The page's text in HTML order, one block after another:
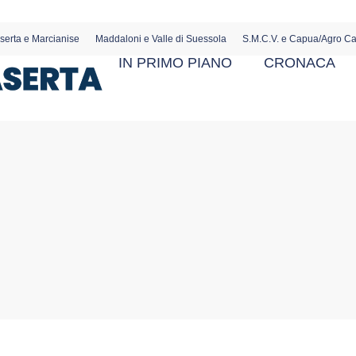
e Marcianise Maddaloni e Valle di Suessola S.M.C.V. e Capua/Agro
IN PRIMO PIANO CRONACA